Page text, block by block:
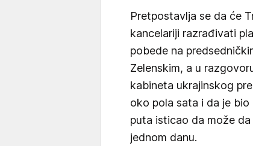
Pretpostavlja se da će
kancelariji razrađivati
pobede na
Zelenskim, a u
kabineta ukrajinskog
oko pola sata i da je
puta isticao da može
jednom danu.